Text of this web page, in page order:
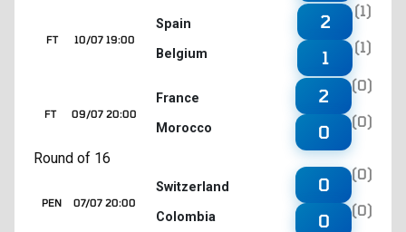
10/07 19:00
FT
Spain
Belgium
2
(1)
1
(1)
09/07 20:00
FT
France
Morocco
2
(0)
0
(0)
Round of 16
07/07 20:00
PEN
Switzerland
Colombia
0
(0)
0
(0)